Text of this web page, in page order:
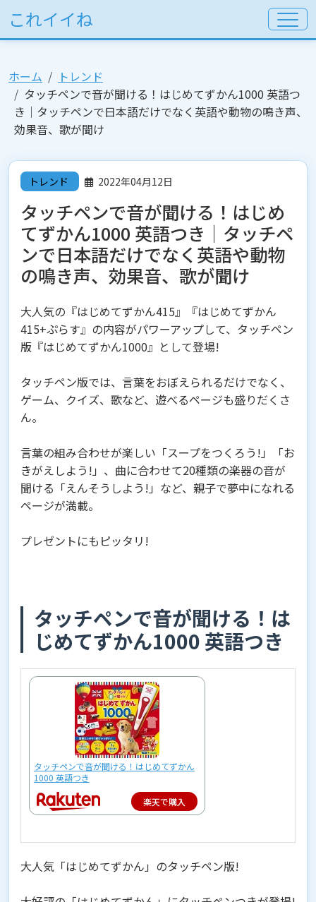
これイイね
ホーム
トレンド
タッチペンで音が聞ける！はじめてずかん1000 英語つ
き│タッチペンで日本語だけでなく英語や動物の鳴き声、
効果音、歌が聞け
トレンド 2022年04月12日
タッチペンで音が聞ける！はじめ
てずかん1000 英語つき│タッチペ
ンで日本語だけでなく英語や動物
の鳴き声、効果音、歌が聞け
大人気の『はじめてずかん415』『はじめてずかん
415+ぷらす』の内容がパワーアップして、タッチペン
版『はじめてずかん1000』として登場!
タッチペン版では、言葉をおぼえられるだけでなく、
ゲーム、クイズ、歌など、遊べるページも盛りだくさ
ん。
言葉の組み合わせが楽しい「スープをつくろう!」「お
きがえしよう!」、曲に合わせて20種類の楽器の音が
聞ける「えんそうしよう!」など、親子で夢中になれる
ページが満載。
プレゼントにもピッタリ!
タッチペンで音が聞ける！は
じめてずかん1000 英語つき
タッチペンで音が聞ける！はじめてずかん
1000 英語つき
楽天で購入
大人気「はじめてずかん」のタッチペン版!